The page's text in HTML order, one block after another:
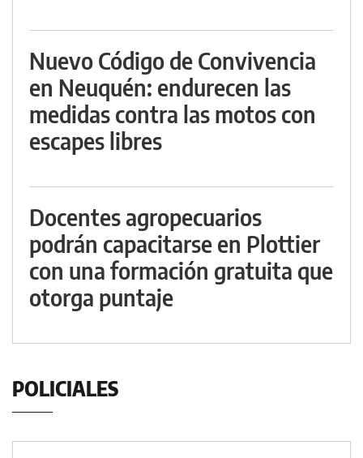
Nuevo Código de Convivencia
en Neuquén: endurecen las
medidas contra las motos con
escapes libres
Docentes agropecuarios
podrán capacitarse en Plottier
con una formación gratuita que
otorga puntaje
POLICIALES